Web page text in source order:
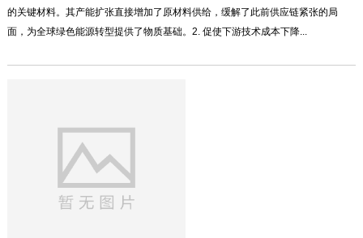
的关键材料。其产能扩张直接增加了原材料供给，缓解了此前供应链紧张的局
面，为全球绿色能源转型提供了物质基础。2. 促使下游技术成本下降...